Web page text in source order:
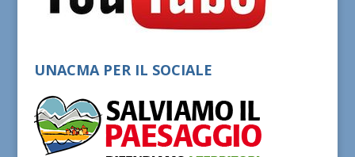
UNACMA PER IL SOCIALE